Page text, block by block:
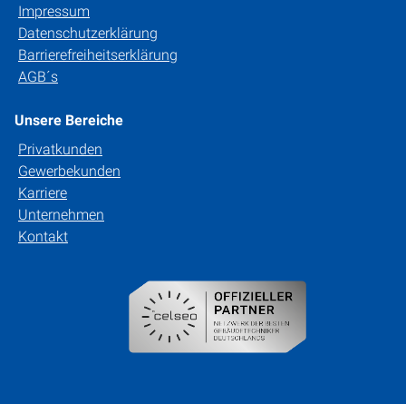
Impressum
Datenschutzerklärung
Barrierefreiheitserklärung
AGB´s
Unsere Bereiche
Privatkunden
Gewerbekunden
Karriere
Unternehmen
Kontakt